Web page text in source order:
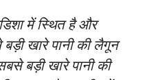
में स्थित है और
खारे पानी की लैगून
बड़ी खारे पानी की